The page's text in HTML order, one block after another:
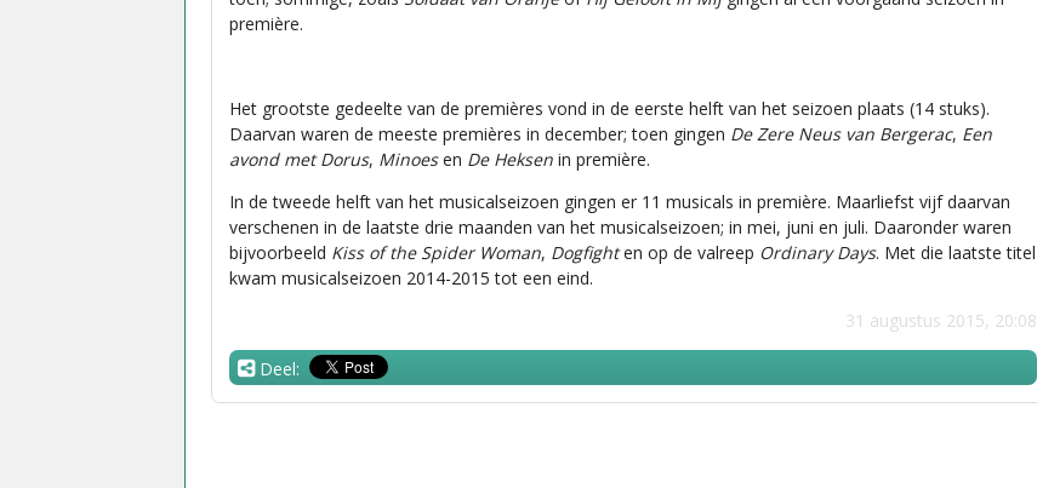
première.
Het grootste gedeelte van de premières vond in de eerste helft van het seizoen plaats (14 stuks).
Daarvan waren de meeste premières in december; toen gingen De Zere Neus van Bergerac, Een
avond metDorus, Minoesen De Heksen in première.
In de tweede helft van het musicalseizoen gingen er 11 musicals in première. Maarliefst vijf daarvan
verschenen in de laatste drie maanden van het musicalseizoen; in mei, juni en juli. Daaronder waren
bijvoorbeeld Kiss of the Spider Woman, Dogfighten op de valreep Ordinary Days. Met die laatste titel
kwam musicalseizoen 2014-2015 tot een eind.
31 augustus 2015, 20:08
Deel: